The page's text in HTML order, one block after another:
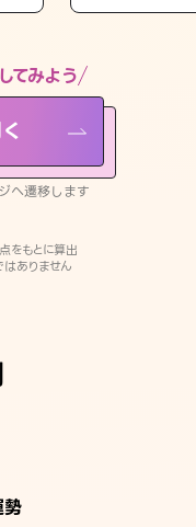
てみよう
へ遷移します
をもとに算出
ありません